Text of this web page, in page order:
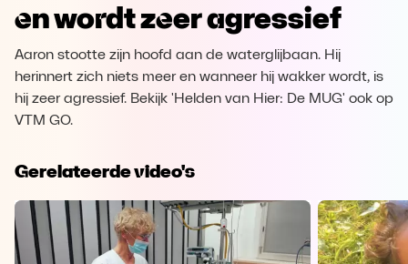
Opera Download
en wordt zeer agressief
Aaron stootte zijn hoofd aan de waterglijbaan. Hij
herinnert zich niets meer en wanneer hij wakker wordt, is
hij zeer agressief. Bekijk 'Helden van Hier: De MUG' ook op
VTM GO.
Gerelateerde video's